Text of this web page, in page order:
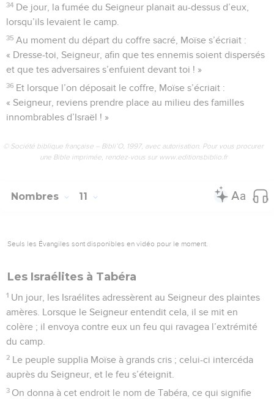
34 De jour, la fumée du Seigneur planait au-dessus d’eux,
lorsqu’ils levaient le camp.
35 Au moment du départ du coffre sacré, Moïse s’écriait :
« Dresse-toi, Seigneur, afin que tes ennemis soient dispersés
et que tes adversaires s’enfuient devant toi ! »
36 Et lorsque l’on déposait le coffre, Moïse s’écriait :
« Seigneur, reviens prendre place au milieu des familles
innombrables d’Israël ! »
© Société biblique française – Bibli’O, 1997, avec autorisation. Pour vous procurer
une Bible imprimée, rendez-vous sur www.editionsbiblio.fr
Nombres 11
Seuls les Évangiles sont disponibles en vidéo pour le moment.
Les Israélites à Tabéra
1 Un jour, les Israélites adressèrent au Seigneur des plaintes
amères. Lorsque le Seigneur entendit cela, il se mit en
colère ; il envoya contre eux un feu qui ravagea l’extrémité
du camp.
2 Le peuple supplia Moïse à grands cris ; celui-ci intercéda
auprès du Seigneur, et le feu s’éteignit.
3 On donna à cet endroit le nom de Tabéra, ce qui signifie